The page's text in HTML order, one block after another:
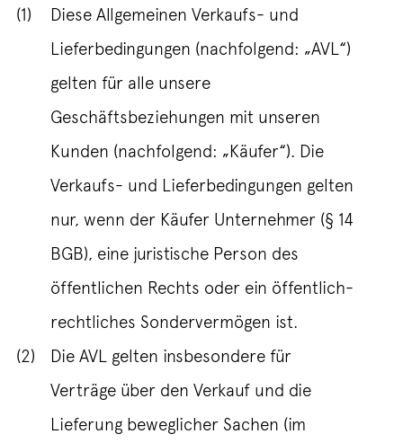
(1)
Diese Allgemeinen Verkaufs- und
Lieferbedingungen (nachfolgend: „AVL“)
gelten für alle unsere
Geschäftsbeziehungen mit unseren
Kunden (nachfolgend: „Käufer“). Die
Verkaufs- und Lieferbedingungen gelten
nur, wenn der Käufer Unternehmer (§ 14
BGB), eine juristische Person des
öffentlichen Rechts oder ein öffentlich-
rechtliches Sondervermögen ist.
(2)
Die AVL gelten insbesondere für
Verträge über den Verkauf und die
Lieferung beweglicher Sachen (im